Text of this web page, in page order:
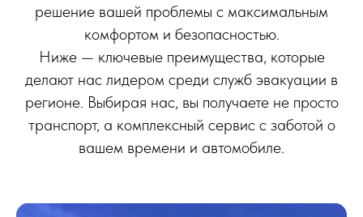
решение вашей проблемы с максимальным
комфортом и безопасностью.
Ниже — ключевые преимущества, которые
делают нас лидером среди служб эвакуации в
регионе. Выбирая нас, вы получаете не просто
транспорт, а комплексный сервис с заботой о
вашем времени и автомобиле.